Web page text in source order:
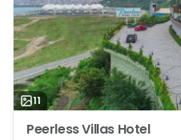
11
Peerless Villas Hotel